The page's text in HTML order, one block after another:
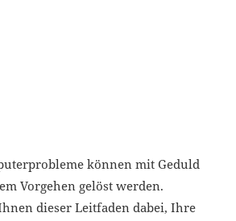
können mit Geduld
Vorgehen gelöst werden.
dieser Leitfaden dabei, Ihre